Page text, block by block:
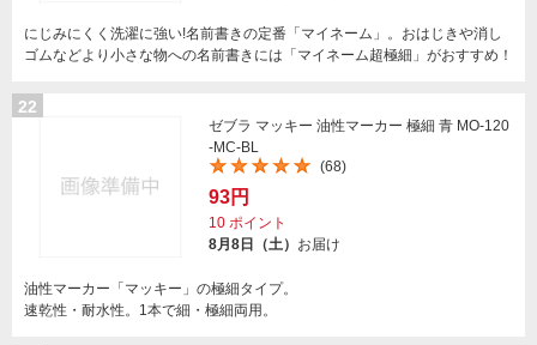
にじみにくく洗濯に強い!名前書きの定番「マイネーム」。おはじきや消し
ゴムなどより小さな物への名前書きには「マイネーム超極細」がおすすめ！
22
ゼブラ マッキー 油性マーカー 極細 青 MO-120
-MC-BL
(68)
93円
10 ポイント
8月8日（土） お届け
油性マーカー「マッキー」の極細タイプ。
速乾性・耐水性。1本で細・極細両用。